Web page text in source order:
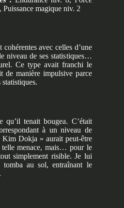
magique niv. 2
cohérentes avec celles d’une
niveau de ses statistiques…
Ce type avait franchi le
de manière impulsive parce
qu’il tenait bougea. C’était
à un niveau de
Kim Dokja » aurait peut-être
telle menace, mais… pour le
simplement risible. Je lui
au sol, entraînant le